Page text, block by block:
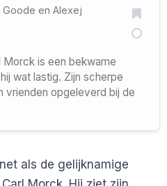
Goode en Alexej
Morck is een bekwame
wat lastig. Zijn scherpe
vrienden opgeleverd bij de
als de gelijknamige